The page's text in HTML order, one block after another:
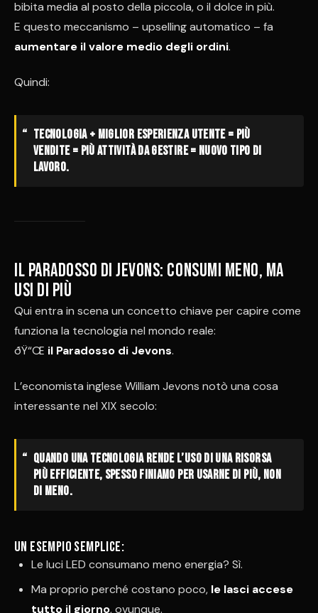
bibita media al posto della piccola, o il dolce in più.
E questo meccanismo – upselling automatico – fa
aumentare il valore medio degli ordini.
Quindi:
tecnologia + miglior esperienza utente = più
vendite = più attività da gestire = nuovo tipo di
lavoro.
Il Paradosso di Jevons: consumi meno, ma
usi di più
Qui entra in scena un concetto chiave per capire come
funziona la tecnologia nel mondo reale:
ðŸ“Œ il Paradosso di Jevons.
L’economista inglese William Jevons notò una cosa
interessante nel XIX secolo:
Quando una tecnologia rende l’uso di una risorsa
più efficiente, spesso finiamo per usarne di più, non
di meno.
Un esempio semplice:
Le luci LED consumano meno energia? Sì.
Ma proprio perché costano poco, le lasci accese
tutto il giorno, ovunque.